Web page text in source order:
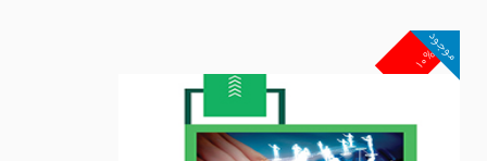
۱۰%
موجود